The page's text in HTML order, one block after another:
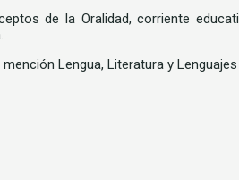
de la Oralidad, corriente
Lengua, Literatura y